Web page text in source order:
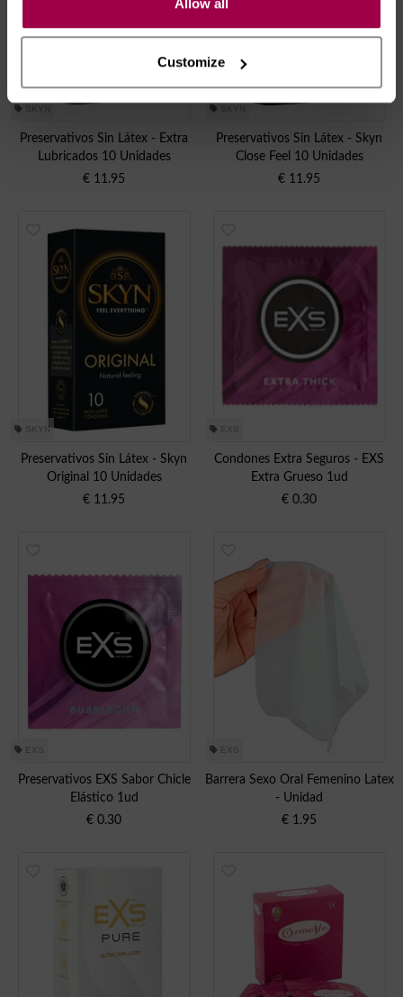
Customize
Preservativos Sin Látex - Extra
Lubricados 10 Unidades
€ 11.95
Preservativos Sin Látex - Skyn
Close Feel 10 Unidades
€ 11.95
SKYN
Preservativos Sin Látex - Skyn
Original 10 Unidades
€ 11.95
EXS
Condones Extra Seguros - EXS
Extra Grueso 1ud
€ 0.30
EXS
Preservativos EXS Sabor Chicle
Elástico 1ud
€ 0.30
EXS
Barrera Sexo Oral Femenino Latex
- Unidad
€ 1.95